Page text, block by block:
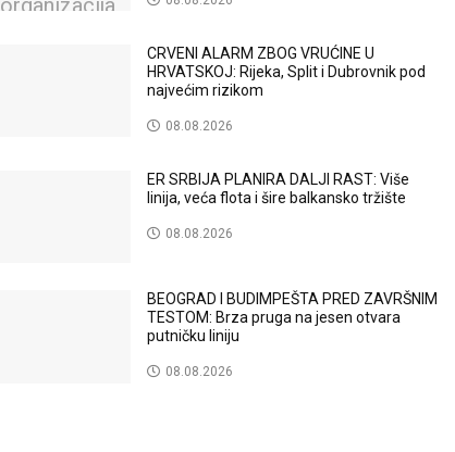
CRVENI ALARM ZBOG VRUĆINE U
HRVATSKOJ: Rijeka, Split i Dubrovnik pod
najvećim rizikom
08.08.2026
ER SRBIJA PLANIRA DALJI RAST: Više
linija, veća flota i šire balkansko tržište
08.08.2026
BEOGRAD I BUDIMPEŠTA PRED ZAVRŠNIM
TESTOM: Brza pruga na jesen otvara
putničku liniju
08.08.2026